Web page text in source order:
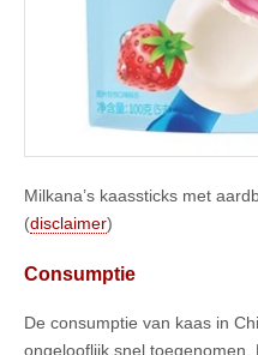
Milkana’s kaassticks met
(disclaimer)
Consumptie
De consumptie van kaas in
ongelooflijk snel